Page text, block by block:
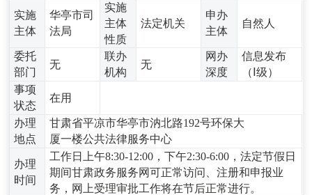
实施
主体
华亭市司
法局
实施
主体
性质
法定机关
申办
主体
自然人
委托
部门
无
联办
机构
无
网办
深度
信息发布
（Ⅰ级）
事项
状态
在用
办理
地点
甘肃省平凉市华亭市汭北路192号环保大
厦一楼公共法律服务中心
办理
时间
工作日上午8:30-12:00，下午2:30-6:00，法定节假日
期间甘肃政务服务网可正常访问、注册和申报业
务，网上受理审批工作将在节后正常进行。